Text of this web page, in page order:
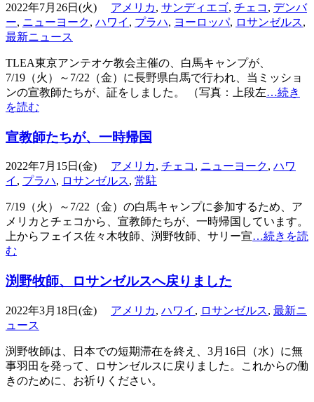
2022年7月26日(火) アメリカ, サンディエゴ, チェコ , デンバ
ー, ニューヨーク, ハワイ , プラハ, ヨーロッパ, ロサンゼルス,
最新ニュース
TLEA東京アンテオケ教会主催の、白馬キャンプが、
7/19（火）～7/22（金）に長野県白馬で行われ、当ミッショ
ンの宣教師たちが、証をしました。 （写真：上段左…続き
を読む
宣教師たちが、一時帰国
2022年7月15日(金) アメリカ, チェコ , ニューヨーク, ハワ
イ , プラハ, ロサンゼルス, 常駐
7/19（火）～7/22（金）の白馬キャンプに参加するため、ア
メリカとチェコから、宣教師たちが、一時帰国しています。
上からフェイス佐々木牧師、渕野牧師、サリー宣…続きを読
む
渕野牧師、ロサンゼルスへ戻りました
2022年3月18日(金) アメリカ, ハワイ , ロサンゼルス, 最新ニ
ュース
渕野牧師は、日本での短期滞在を終え、3月16日（水）に無
事羽田を発って、ロサンゼルスに戻りました。これからの働
きのために、お祈りください。